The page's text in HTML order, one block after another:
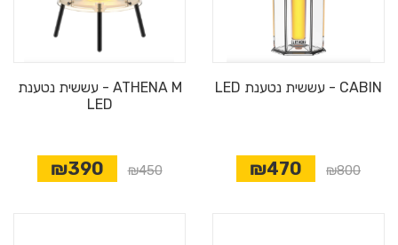
CABIN - עששית נטענת LED
₪800
₪470
ATHENA M - עששית נטענת
LED
₪450
₪390